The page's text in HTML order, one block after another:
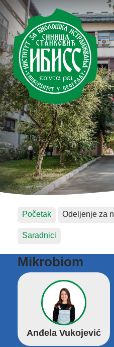
Početak Odeljenje za
Saradnici
Mikrobiom
Anđela Vukojević